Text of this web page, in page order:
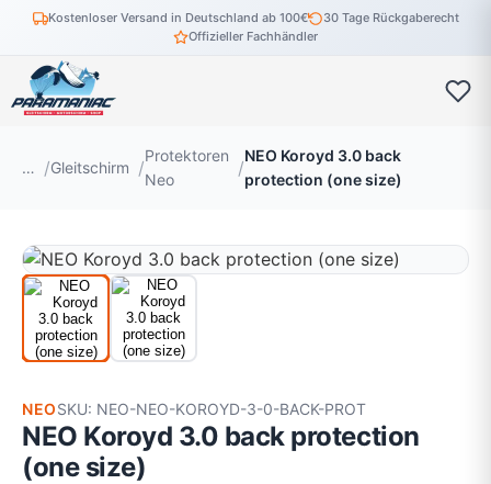
Kostenloser Versand in Deutschland ab 100€
30 Tage Rückgaberecht
Offizieller Fachhändler
… Gleitschirm
Protektoren
Neo
NEO Koroyd 3.0 back
protection (one size)
NEOSKU: NEO-NEO-KOROYD-3-0-BACK-PROT
NEO Koroyd 3.0 back protection
(one size)